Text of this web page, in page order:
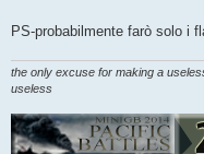
PS-probabilmente farò solo i
the only excuse for making a
useless